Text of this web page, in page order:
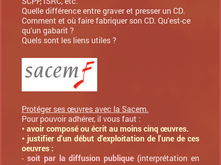
Quelle différence entre graver et presser un CD.
Comment et où faire fabriquer son CD. Qu'est-ce
qu'un gabarit ?
Quels sont les liens utiles ?
Protéger ses œuvres avec la Sacem.
Pour pouvoir adhérer, il vous faut :
• avoir composé ou écrit au moins cinq œuvres.
• justifier d'un début d'exploitation de l'une de ces
oeuvres :
- soit par la diffusion publique (interprétation en